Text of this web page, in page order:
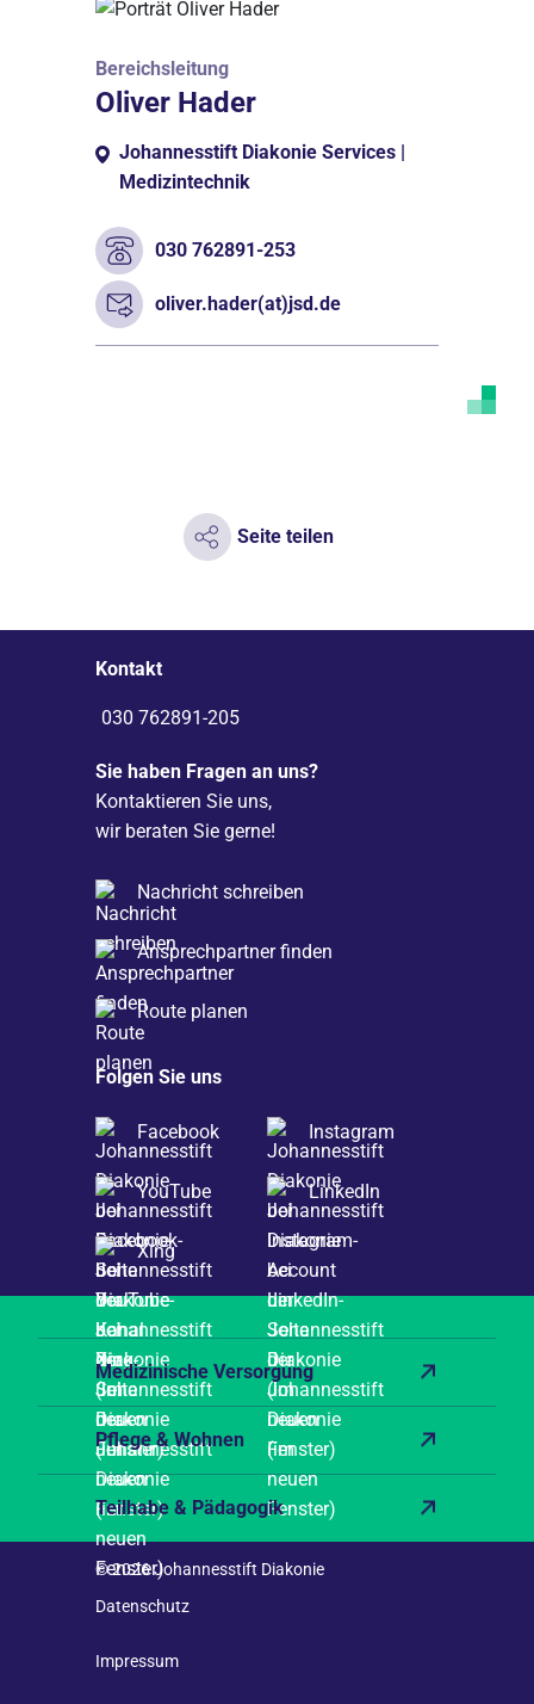
Bereichsleitung
Oliver Hader
Johannesstift Diakonie Services |
Medizintechnik
030 762891-253
oliver.hader(at)jsd.de
Seite teilen
Kontakt
030 762891-205
Sie haben Fragen an uns?
Kontaktieren Sie uns,
wir beraten Sie gerne!
Nachricht schreiben
Ansprechpartner finden
Route planen
Folgen Sie uns
Facebook Instagram
YouTube LinkedIn
Xing
Medizinische Versorgung
Pflege & Wohnen
Teilhabe & Pädagogik
© 2026 Johannesstift Diakonie
Datenschutz
Impressum